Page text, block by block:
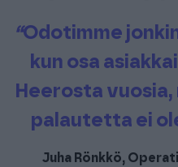
“Odotimme
kun osa
Heerosta
palautetta ei
Juha Rönkkö,